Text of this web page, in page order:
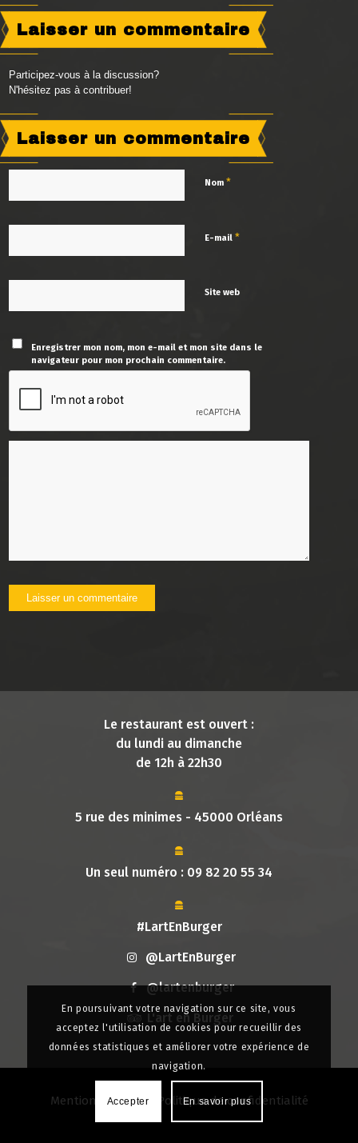
Laisser un commentaire
Participez-vous à la discussion?
N'hésitez pas à contribuer!
Laisser un commentaire
Nom*
E-mail*
Site web
Enregistrer mon nom, mon e-mail et mon site dans le
navigateur pour mon prochain commentaire.
Le restaurant est ouvert :
du lundi au dimanche
de 12h à 22h30
5 rue des minimes - 45000 Orléans
Un seul numéro : 09 82 20 55 34
#LartEnBurger
@LartEnBurger
@lartenburger
L'art en Burger
Mentions légales| Politique de confidentialité
En poursuivant votre navigation sur ce site, vous
acceptez l'utilisation de cookies pour recueillir des
données statistiques et améliorer votre expérience de
navigation.
Accepter En savoir plus